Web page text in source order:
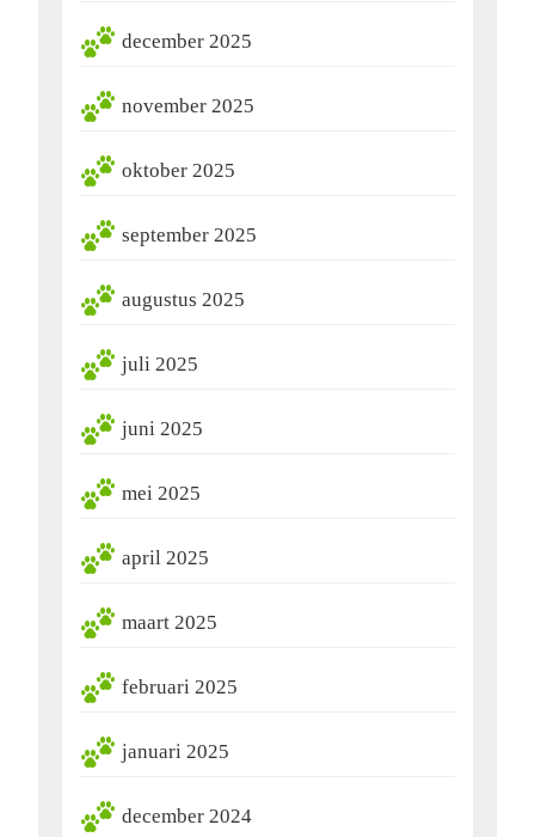
december 2025
november 2025
oktober 2025
september 2025
augustus 2025
juli 2025
juni 2025
mei 2025
april 2025
maart 2025
februari 2025
januari 2025
december 2024